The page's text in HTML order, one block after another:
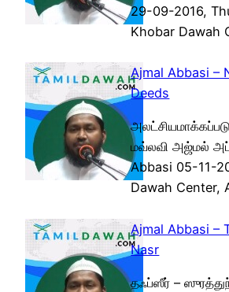
29-09-2016,
Khobar Dawah
Ajmal Abbasi –
Deeds
மவ்லவி அஜ்மல்
Abbasi 05-11-
Dawah Center,
Ajmal Abbasi –
Nasr
தஃப்ஸீர் –